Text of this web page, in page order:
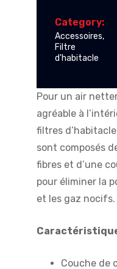
Category:
Accessoires,
Filtre
d'habitacle
Pour un air
agréable à
filtres
sont composés
fibres et d’une
pour éliminer la
et les gaz nocifs.
Couche de